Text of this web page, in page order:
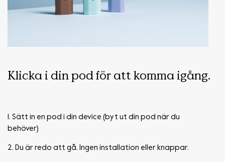
Klicka i din pod för att komma igång.
1. Sätt in en pod i din device (byt ut din pod när du
behöver)
2. Du är redo att gå. Ingen installation eller knappar.